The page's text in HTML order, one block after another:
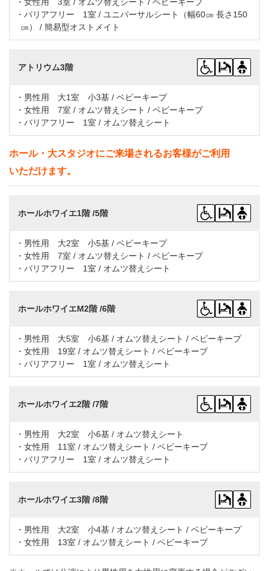
・女性用 3室 / オムツ替えシート / ベビーキープ
・バリアフリー 1室 / ユニバーサルシート（幅60㎝ 長さ150
㎝） / 簡易型オストメイト
アトリウム3階
・男性用 大1室 小3基 / ベビーキープ
・女性用 7室 / オムツ替えシート / ベビーキープ
・バリアフリー 1室 / オムツ替えシート
ホール・大スタジオにご来場されるお客様がご利用
いただけます。
ホールホワイエ1階 /5階
・男性用 大2室 小5基 / ベビーキープ
・女性用 7室 / オムツ替えシート / ベビーキープ
・バリアフリー 1室 / オムツ替えシート
ホールホワイエM2階 /6階
・男性用 大5室 小6基 / オムツ替えシート / ベビーキープ
・女性用 19室 / オムツ替えシート / ベビーキープ
・バリアフリー 1室 / オムツ替えシート
ホールホワイエ2階 /7階
・男性用 大2室 小6基 / オムツ替えシート
・女性用 11室 / オムツ替えシート / ベビーキープ
・バリアフリー 1室 / オムツ替えシート
ホールホワイエ3階 /8階
・男性用 大2室 小4基 / オムツ替えシート / ベビーキープ
・女性用 13室 / オムツ替えシート / ベビーキープ